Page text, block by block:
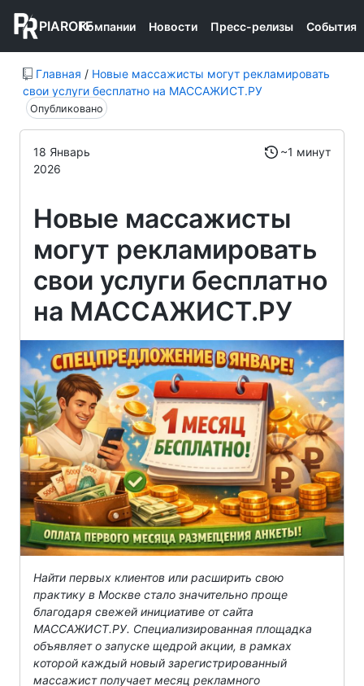
PIAROFFКомпании Новости Пресс-релизы События
Главная / Новые массажисты могут рекламировать
свои услуги бесплатно на МАССАЖИСТ.РУ
Опубликовано
18 Январь
2026
~1 минут
Новые массажисты
могут рекламировать
свои услуги бесплатно
на МАССАЖИСТ.РУ
Найти первых клиентов или расширить свою
практику в Москве стало значительно проще
благодаря свежей инициативе от сайта
МАССАЖИСТ.РУ. Специализированная площадка
объявляет о запуске щедрой акции, в рамках
которой каждый новый зарегистрированный
массажист получает месяц рекламного